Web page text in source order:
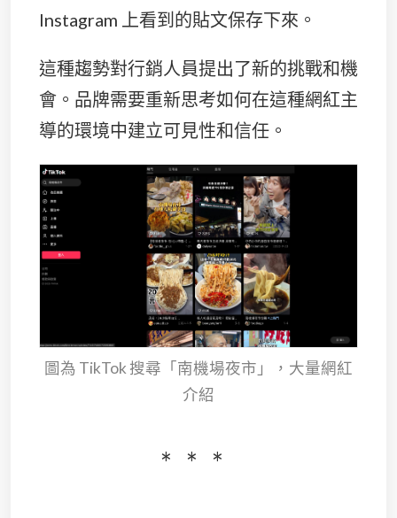
Instagram 上看到的貼文保存下來。
這種趨勢對行銷人員提出了新的挑戰和機
會。品牌需要重新思考如何在這種網紅主
導的環境中建立可見性和信任。
圖為 TikTok 搜尋「南機場夜市」，大量網紅
介紹